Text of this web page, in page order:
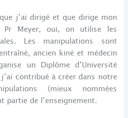
j’ai dirigé et que dirige mon
Pr Meyer, oui, on utilise les
Les manipulations sont
ancien kiné et médecin
un Diplôme d’Université
contribué à créer dans notre
(mieux nommées
partie de l’enseignement.